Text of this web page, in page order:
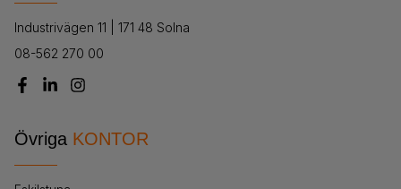
Industrivägen 11 | 171 48 Solna
08-562 270 00
Övriga KONTOR